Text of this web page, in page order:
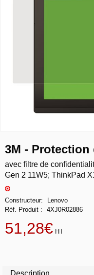
3M -
avec filtre de
Gen 2 11W5; ThinkPad
Constructeur
Lenovo
Réf. Produit
4XJ0R02886
51,28€ HT